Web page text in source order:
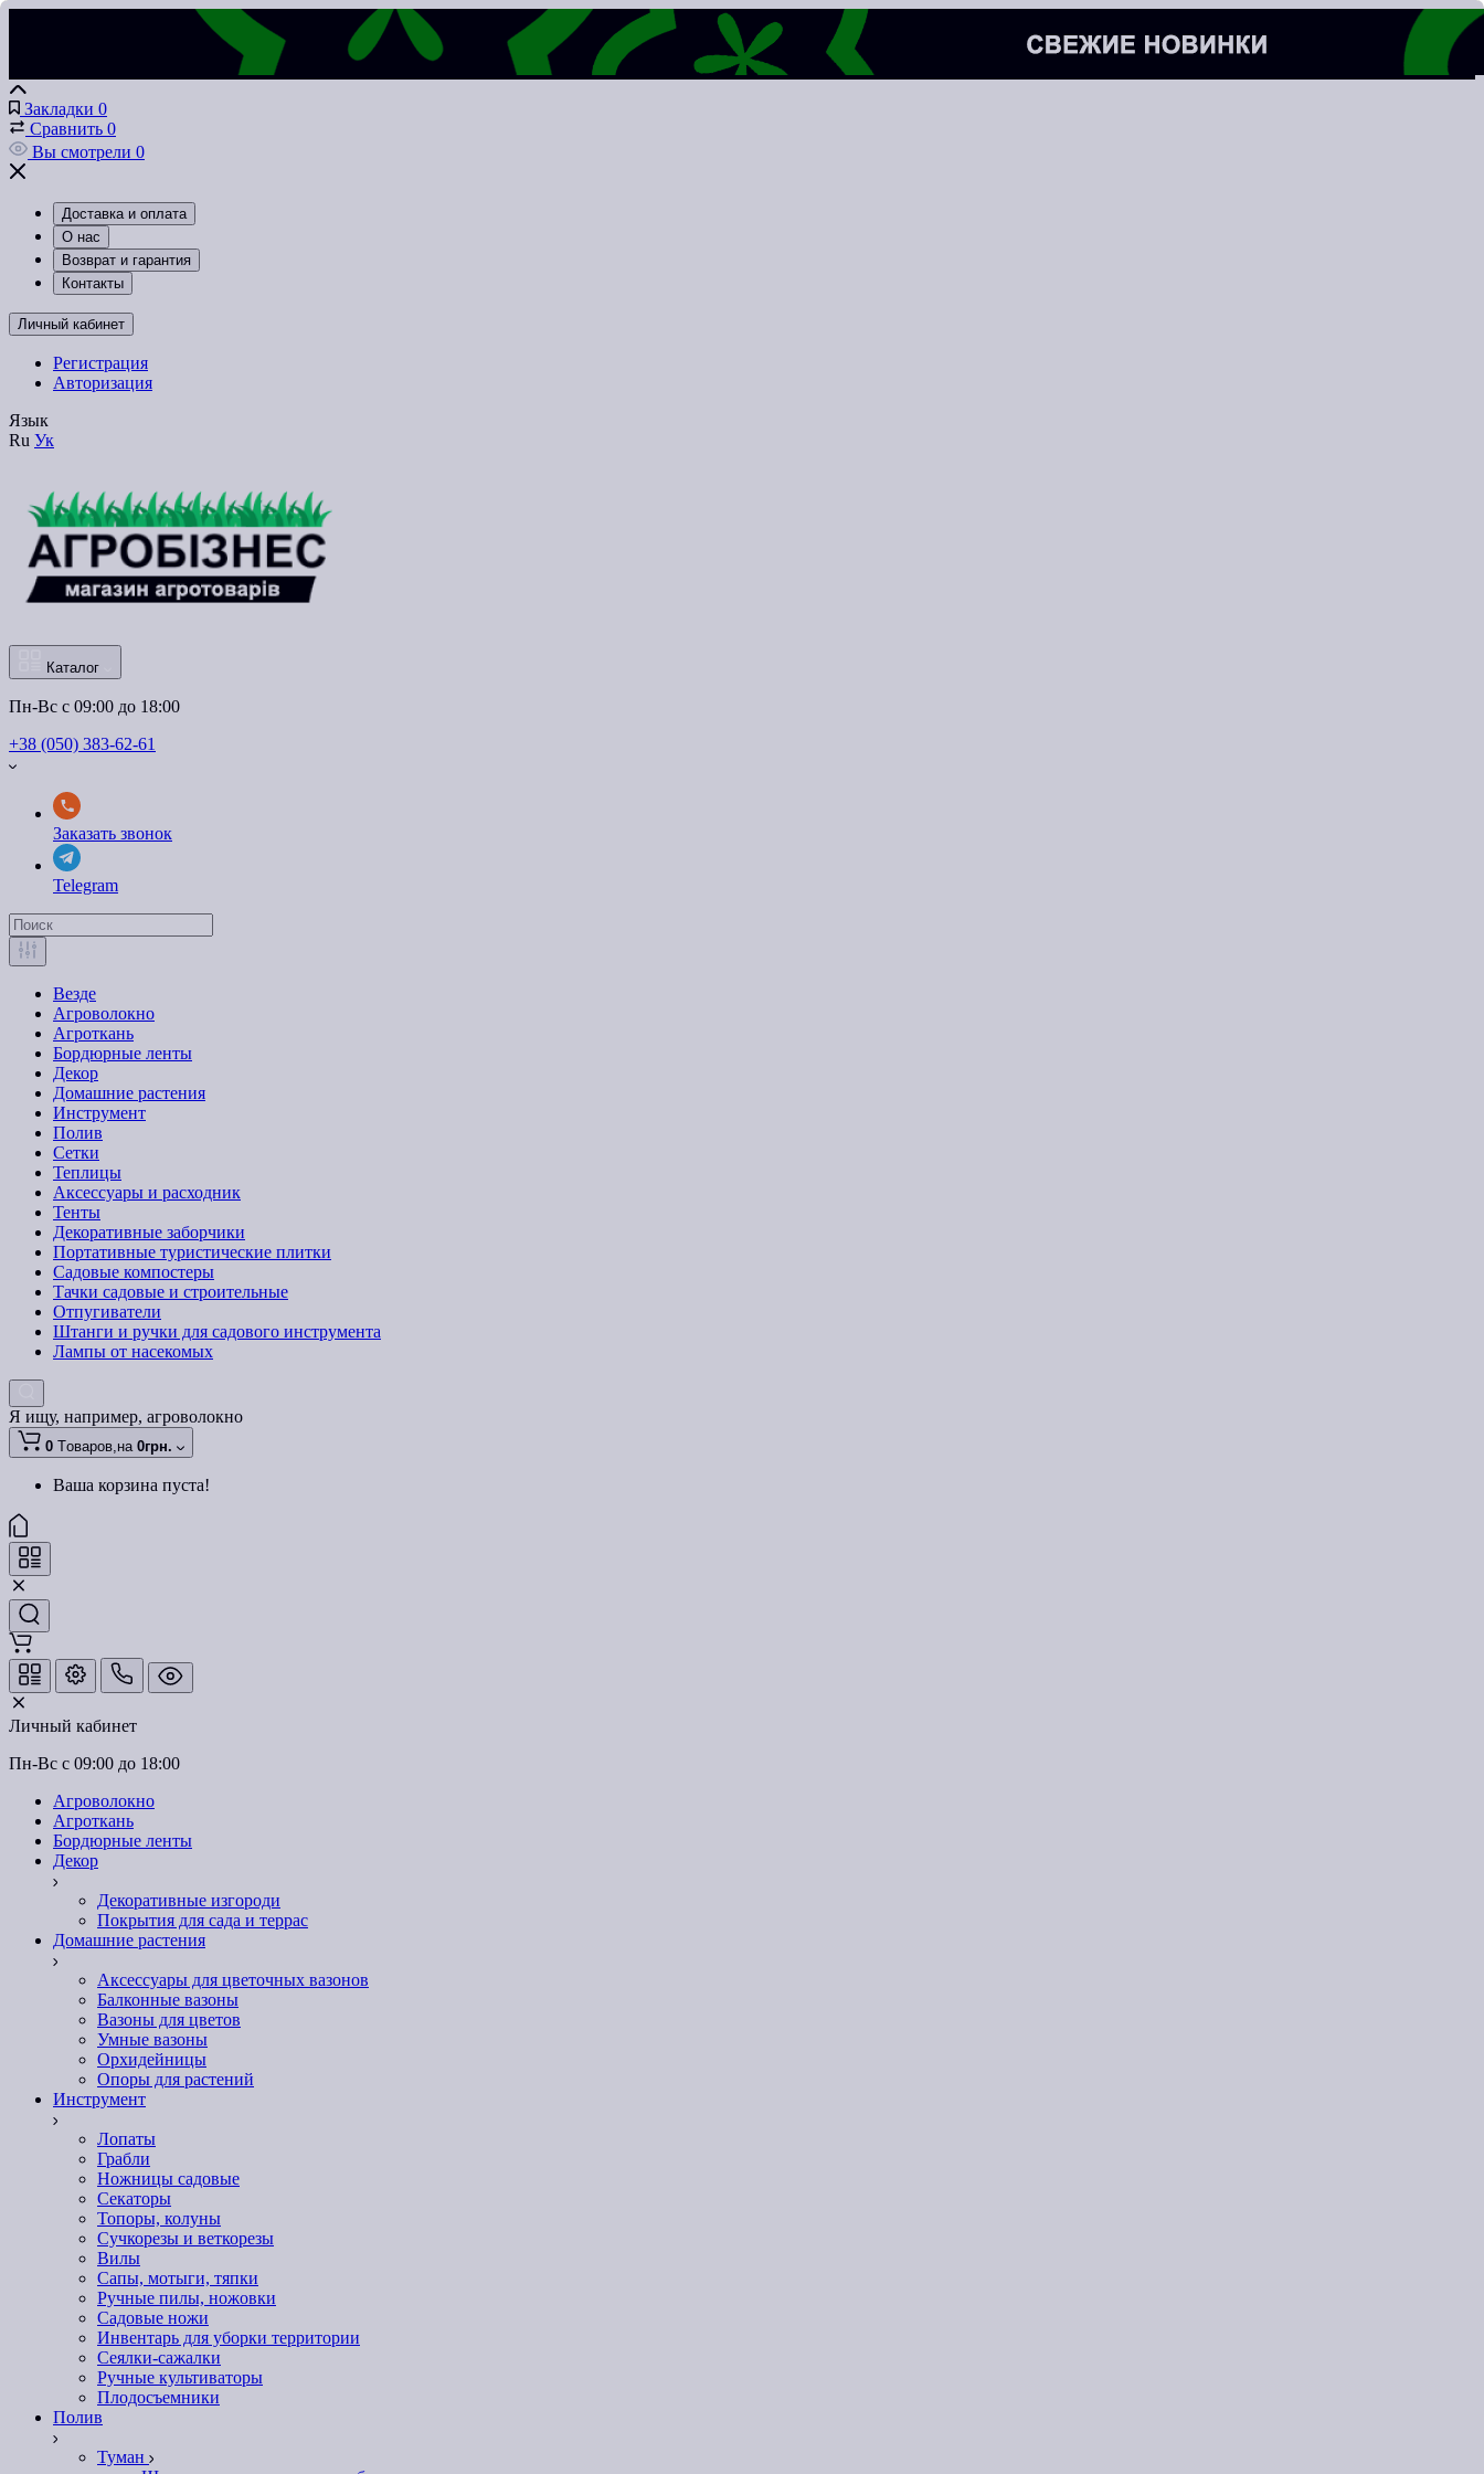
Закладки 0
Сравнить 0
Вы смотрели 0
Доставка и оплата
О нас
Возврат и гарантия
Контакты
Личный кабинет
Регистрация
Авторизация
Язык
Ru Ук
Каталог
Пн-Вс с 09:00 до 18:00
+38 (050) 383-62-61
Заказать звонок
Telegram
Везде
Агроволокно
Агроткань
Бордюрные ленты
Декор
Домашние растения
Инструмент
Полив
Сетки
Теплицы
Аксессуары и расходник
Тенты
Декоративные заборчики
Портативные туристические плитки
Садовые компостеры
Тачки садовые и строительные
Отпугиватели
Штанги и ручки для садового инструмента
Лампы от насекомых
Я ищу, например, агроволокно
0 Tоваров,на 0грн.
Ваша корзина пуста!
Личный кабинет
Пн-Вс с 09:00 до 18:00
Агроволокно
Агроткань
Бордюрные ленты
Декор
Декоративные изгороди
Покрытия для сада и террас
Домашние растения
Аксессуары для цветочных вазонов
Балконные вазоны
Вазоны для цветов
Умные вазоны
Орхидейницы
Опоры для растений
Инструмент
Лопаты
Грабли
Ножницы садовые
Секаторы
Топоры, колуны
Сучкорезы и веткорезы
Вилы
Сапы, мотыги, тяпки
Ручные пилы, ножовки
Садовые ножи
Инвентарь для уборки территории
Сеялки-сажалки
Ручные культиваторы
Плодосъемники
Полив
Туман